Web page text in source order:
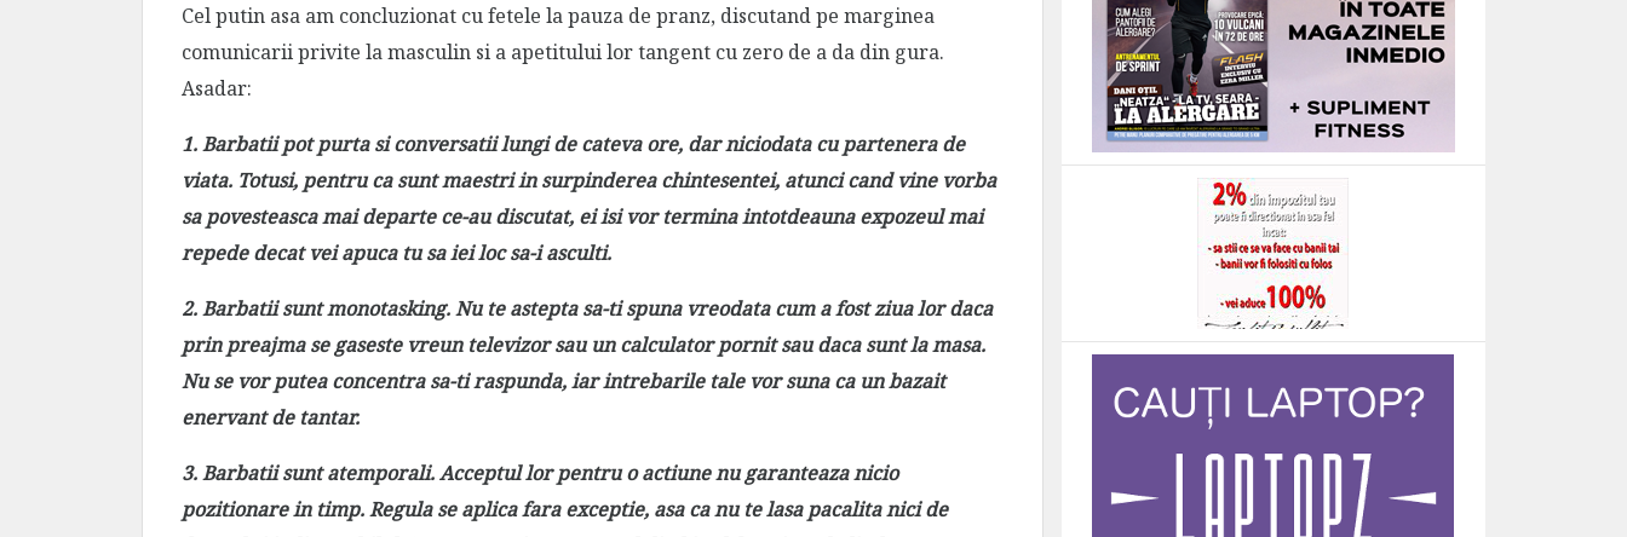
Cel putin asa am concluzionat cu fetele la pauza de pranz, discutand pe marginea
comunicarii privite la masculin si a apetitului lor tangent cu zero de a da din gura.
Asadar:
1. Barbatii pot purta si conversatii lungi de cateva ore, dar niciodata cu partenera de
viata. Totusi, pentru ca sunt maestri in surpinderea chintesentei, atunci cand vine vorba
sa povesteasca mai departe ce-au discutat, ei isi vor termina intotdeauna expozeul mai
repede decat vei apuca tu sa iei loc sa-i asculti.
2. Barbatii sunt monotasking. Nu te astepta sa-ti spuna vreodata cum a fost ziua lor daca
prin preajma se gaseste vreun televizor sau un calculator pornit sau daca sunt la masa.
Nu se vor putea concentra sa-ti raspunda, iar intrebarile tale vor suna ca un bazait
enervant de tantar.
3. Barbatii sunt atemporali. Acceptul lor pentru o actiune nu garanteaza nicio
pozitionare in timp. Regula se aplica fara exceptie, asa ca nu te lasa pacalita nici de